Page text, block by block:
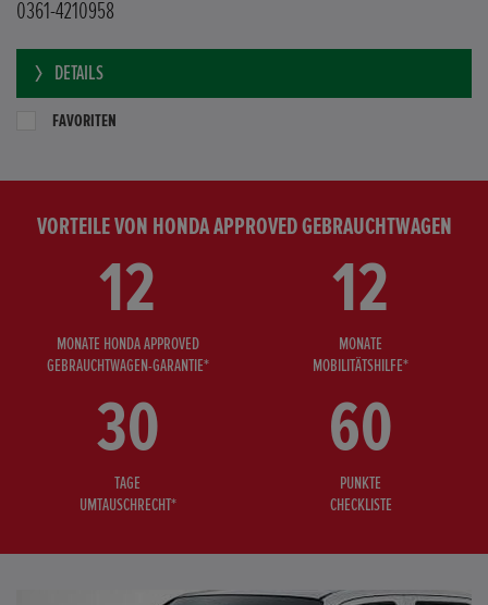
0361-4210958
DETAILS
FAVORITEN
VORTEILE VON HONDA APPROVED GEBRAUCHTWAGEN
12
MONATE HONDA APPROVED
GEBRAUCHTWAGEN-GARANTIE*
12
MONATE
MOBILITÄTSHILFE*
30
TAGE
UMTAUSCHRECHT*
60
PUNKTE
CHECKLISTE